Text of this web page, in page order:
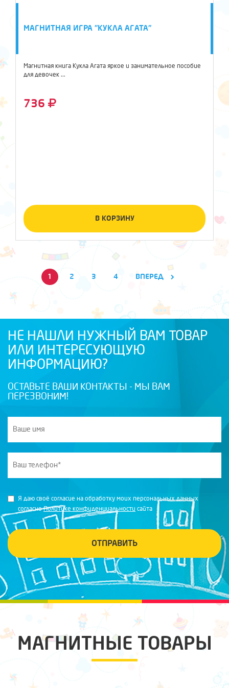
МАГНИТНАЯ ИГРА "КУКЛА АГАТА"
Магнитная книга Кукла Агата яркое и занимательное пособие
для девочек ...
736
В КОРЗИНУ
1 2 3 4 ВПЕРЕД
НЕ НАШЛИ НУЖНЫЙ ВАМ ТОВАР
ИЛИ ИНТЕРЕСУЮЩУЮ
ИНФОРМАЦИЮ?
ОСТАВЬТЕ ВАШИ КОНТАКТЫ - МЫ ВАМ
ПЕРЕЗВОНИМ!
Я даю своё согласие на обработку моих персональных данных
согласноПолитике конфиденциальности сайта
ОТПРАВИТЬ
МАГНИТНЫЕ ТОВАРЫ